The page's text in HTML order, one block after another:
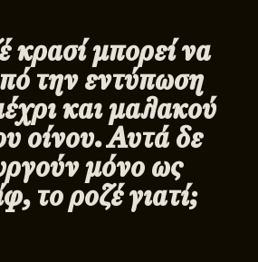
κρασί μπορεί να
την εντύπωση
και μαλακού
οίνου. Αυτά δε
μόνο ως
το ροζέ γιατί;